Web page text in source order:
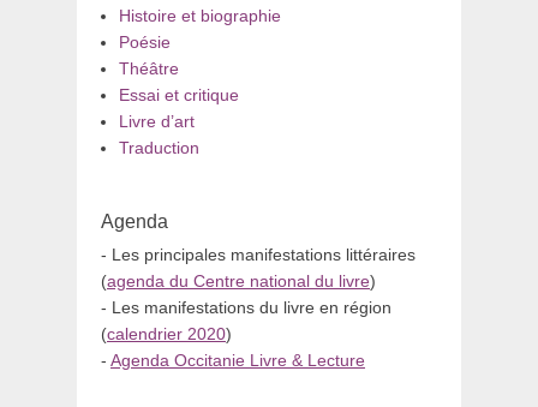
Histoire et biographie
Poésie
Théâtre
Essai et critique
Livre d’art
Traduction
Agenda
- Les principales manifestations littéraires
(agenda du Centre national du livre)
- Les manifestations du livre en région
(calendrier 2020)
- Agenda Occitanie Livre & Lecture